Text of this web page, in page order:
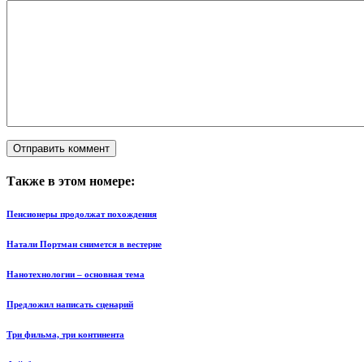
Также в этом номере:
Пенсионеры продолжат похождения
Натали Портман снимется в вестерне
Нанотехнологии – основная тема
Предложил написать сценарий
Три фильма, три континента